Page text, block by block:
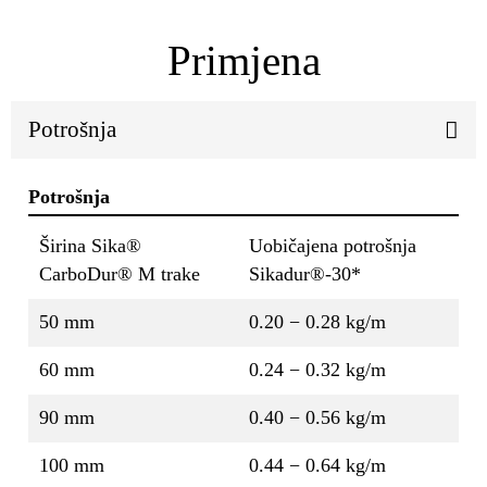
Primjena
Potrošnja
Potrošnja
Širina Sika®
CarboDur® M trake
Uobičajena potrošnja
Sikadur®-30*
50 mm 0.20 − 0.28 kg/m
60 mm 0.24 − 0.32 kg/m
90 mm 0.40 − 0.56 kg/m
100 mm 0.44 − 0.64 kg/m